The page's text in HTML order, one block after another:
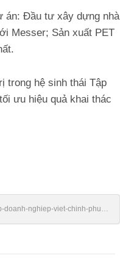
án: Đầu tư xây dựng nhà
Messer; Sản xuất PET
trong hệ sinh thái Tập
ưu hiệu quả khai thác
doanh-nghiep-viet-chinh-phuc-